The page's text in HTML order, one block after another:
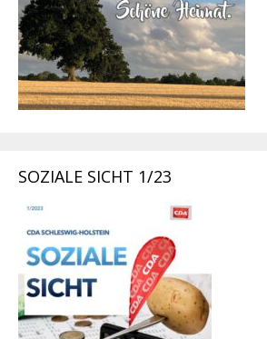
SOZIALE SICHT 1/23